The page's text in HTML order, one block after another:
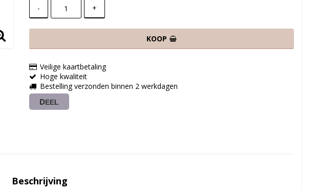
- +
KOOP
Veilige kaartbetaling
Hoge kwaliteit
Bestelling verzonden binnen 2 werkdagen
DEEL
Beschrijving